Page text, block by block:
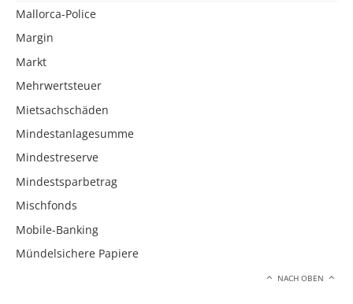
Mallorca-Police
Margin
Markt
Mehrwertsteuer
Mietsachschäden
Mindestanlagesumme
Mindestreserve
Mindestsparbetrag
Mischfonds
Mobile-Banking
Mündelsichere Papiere
NACH OBEN